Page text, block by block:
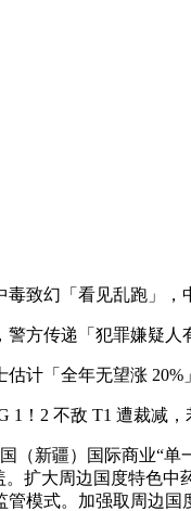
致幻「看见乱跑」，
方传递「犯罪嫌疑人
计「全年无望涨 20%
！2 不敌 T1 遭裁减，
新疆）国际商业“单
。扩大周边国度特色
管模式。加强取周边